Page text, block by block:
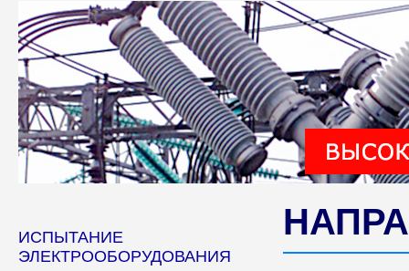
ИСПЫТАНИЕ
ЭЛЕКТРООБОРУДОВАНИЯ